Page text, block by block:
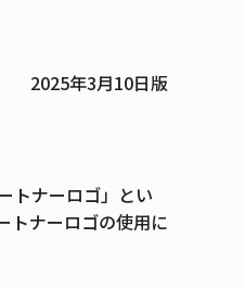
2025年3月10日版
トナーロゴ」とい
トナーロゴの使用に